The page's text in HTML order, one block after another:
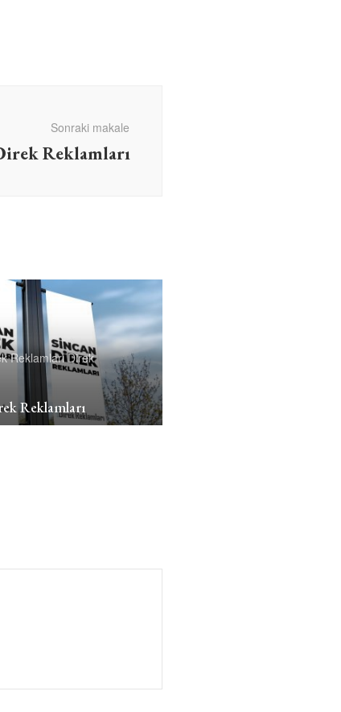
Sonraki makale
Reklamları
Reklamları Direk
Reklamları